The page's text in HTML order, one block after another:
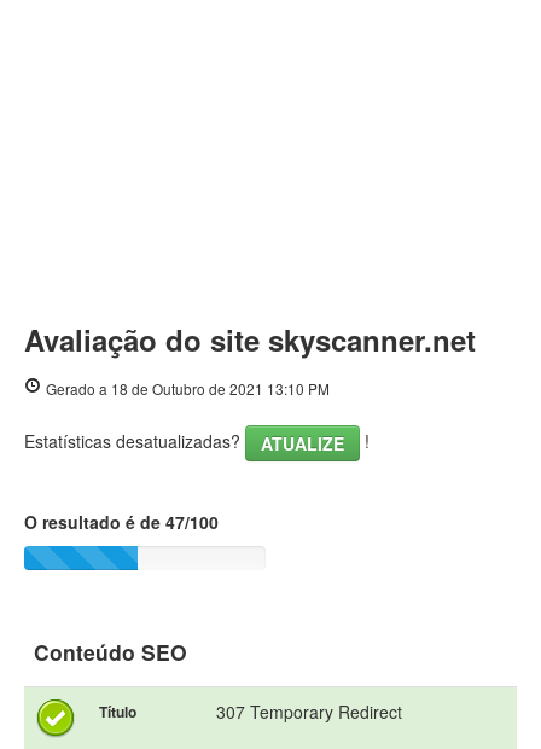
Avaliação do site skyscanner.net
Gerado a 18 de Outubro de 2021 13:10 PM
Estatísticas desatualizadas? ATUALIZE !
O resultado é de 47/100
Conteúdo SEO
Título 307 Temporary Redirect